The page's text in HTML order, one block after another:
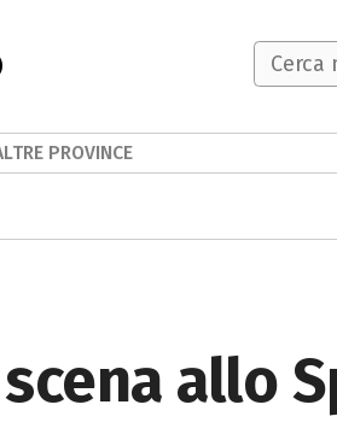
allo
PROVINCE